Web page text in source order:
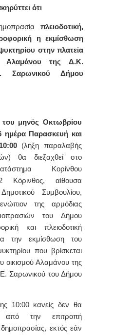
ότι
πλειοδοτική,
η εκμίσθωση
στην πλατεία
Αλαμάνου της Δ.Κ.
Σαρωνικού Δήμου
μηνός Οκτωβρίου
ημέρα Παρασκευή και
(λήξη παραλαβής
θα διεξαχθεί στο
Κορίνθου
Κόρινθος, αίθουσα
Συμβουλίου,
της αρμόδιας
του Δήμου
και πλειοδοτική
την εκμίσθωση του
που βρίσκεται
οικισμού Αλαμάνου της
Σαρωνικού του Δήμου
10:00 κανείς δεν θα
από την επιτροπή
δημοπρασίας, εκτός εάν